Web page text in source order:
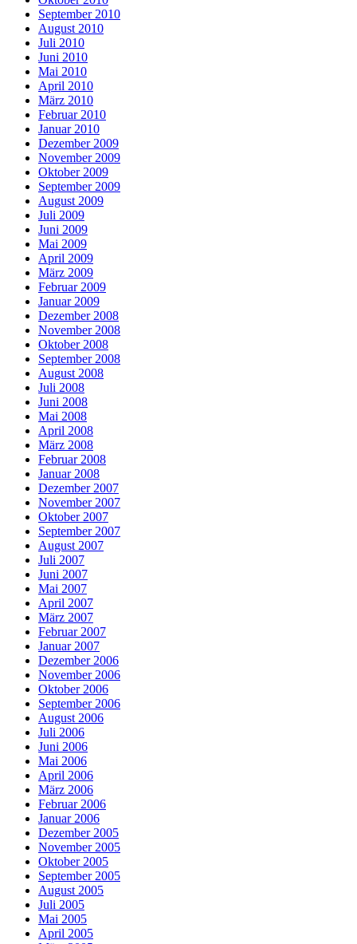
September 2010
August 2010
Juli 2010
Juni 2010
Mai 2010
April 2010
März 2010
Februar 2010
Januar 2010
Dezember 2009
November 2009
Oktober 2009
September 2009
August 2009
Juli 2009
Juni 2009
Mai 2009
April 2009
März 2009
Februar 2009
Januar 2009
Dezember 2008
November 2008
Oktober 2008
September 2008
August 2008
Juli 2008
Juni 2008
Mai 2008
April 2008
März 2008
Februar 2008
Januar 2008
Dezember 2007
November 2007
Oktober 2007
September 2007
August 2007
Juli 2007
Juni 2007
Mai 2007
April 2007
März 2007
Februar 2007
Januar 2007
Dezember 2006
November 2006
Oktober 2006
September 2006
August 2006
Juli 2006
Juni 2006
Mai 2006
April 2006
März 2006
Februar 2006
Januar 2006
Dezember 2005
November 2005
Oktober 2005
September 2005
August 2005
Juli 2005
Mai 2005
April 2005